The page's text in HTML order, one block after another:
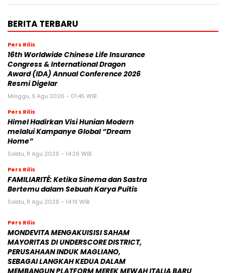
BERITA TERBARU
Pers Rilis
16th Worldwide Chinese Life Insurance
Congress & International Dragon
Award (IDA) Annual Conference 2026
Resmi Digelar
Minggu, 9 Agu 2026 - 01:45 WIB
Pers Rilis
Himel Hadirkan Visi Hunian Modern
melalui Kampanye Global “Dream
Home”
Sabtu, 8 Agu 2026 - 14:26 WIB
Pers Rilis
FAMILIARITÉ: Ketika Sinema dan Sastra
Bertemu dalam Sebuah Karya Puitis
Sabtu, 8 Agu 2026 - 14:19 WIB
Pers Rilis
MONDEVITA MENGAKUISISI SAHAM
MAYORITAS DI UNDERSCORE DISTRICT,
PERUSAHAAN INDUK MAGLIANO,
SEBAGAI LANGKAH KEDUA DALAM